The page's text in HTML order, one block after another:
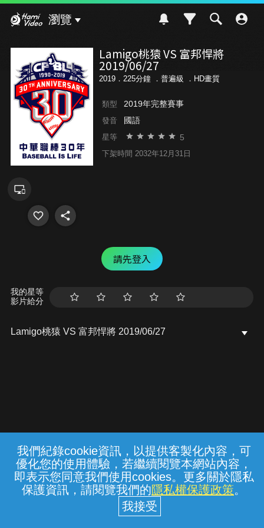
我們紀錄cookie資訊，以提供客製化內容，可
優化您的使用體驗，若繼續閱覽本網站內容，
即表示您同意我們使用cookies。更多關於隱私
保護資訊，請閱覽我們的隱私權保護政策。
瀏覽
Lamigo桃猿 VS 富邦悍將
2019/06/27
2019．225分鐘 ． 普遍級 ．HD畫質
類型 2019年完整賽事
發音 國語
星等 5
下架時間 2032年12月31日
請先登入
我的星等
影片給分
Lamigo桃猿 VS 富邦悍將 2019/06/27
常見問題 線上客服 服務條款 隱私權保護
中華電信股份有限公司個人家庭分公司
(統一編號：96979949) © 2026
{{notifyMsg}}